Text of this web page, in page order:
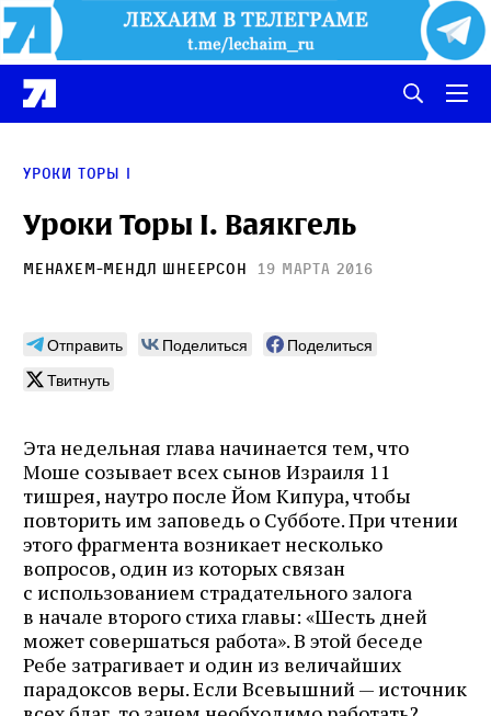
Уроки Торы I
Уроки Торы I. Ваякгель
Менахем-Мендл Шнеерсон 19 марта 2016
Отправить Поделиться
Поделиться
Твитнуть
Эта недельная глава начинается тем, что
Моше созывает всех сынов Израиля 11
тишрея, наутро после Йом Кипура, чтобы
повторить им заповедь о Cубботе. При чтении
этого фрагмента возникает несколько
вопросов, один из которых связан
с использованием страдательного залога
в начале второго стиха главы: «Шесть дней
может совершаться работа». В этой беседе
Ребе затрагивает и один из величайших
парадоксов веры. Если Всевышний — источник